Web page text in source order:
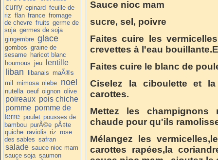
curry epinard feuille de
riz flan france fromage
de chevre fruits germe de
soja germes de soja
gingembre glace
gombos graine de
sesame haricot blanc
houmous jeu lentille
liban libanais maÃ®s
mil mimosa niebe noel
nutella oeuf oignon olive
poireaux pois chiche
pomme pomme de
terre poulet pousses de
bambou purÃ©e pÃ¢te
quiche raviolis riz rose
des sables safran
salade sauce nioc mam
sauce soja saumon
Sauce nioc mam
sucre, sel, poivre
Faites cuire les
crevettes à l'eau
Faites cuire le blanc de
Ciselez la ciboulette et
carottes.
Mettez les
chaude pour qu'ils
Mélangez les
carottes rapées,la